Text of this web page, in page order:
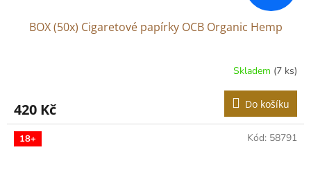
BOX (50x) Cigaretové papírky OCB Organic Hemp
Skladem (7 ks)
420 Kč Do košíku
18+ Kód: 58791